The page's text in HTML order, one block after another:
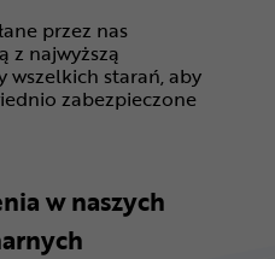
przez nas
z najwyższą
wszelkich starań, aby
zabezpieczone
w naszych